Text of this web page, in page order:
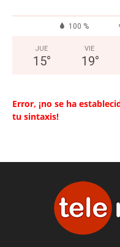
100 %
JUE
15°
VIE
19°
Error, ¡no se ha
tu sintaxis!